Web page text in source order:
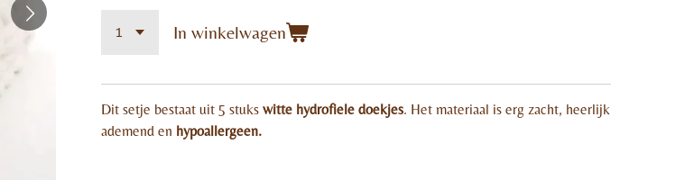
In winkelwagen
Dit setje bestaat uit 5 stuks witte hydrofiele doekjes. Het materiaal is erg zacht, heerlijk
ademend en hypoallergeen.